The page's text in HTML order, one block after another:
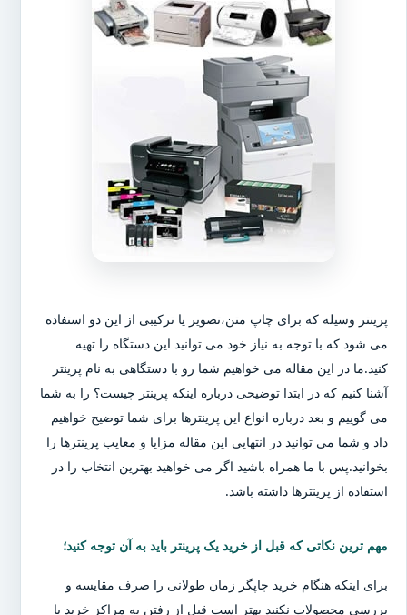
پرینتر وسیله که برای چاپ متن،تصویر یا ترکیبی از این دو استفاده
می شود که با توجه به نیاز خود می توانید این دستگاه را تهیه
کنید.ما در این مقاله می خواهیم شما رو با دستگاهی به نام پرینتر
آشنا کنیم که در ابتدا توضیحی درباره اینکه پرینتر چیست؟ را به شما
می گوییم و بعد درباره انواع این پرینترها برای شما توضیح خواهیم
داد و شما می توانید در انتهایی این مقاله مزایا و معایب پرینترها را
بخوانید.پس با ما همراه باشید اگر می خواهید بهترین انتخاب را در
استفاده از پرینترها داشته باشد.
مهم ترین نکاتی که قبل از خرید یک پرینتر باید به آن توجه کنید؛
برای اینکه هنگام خرید چاپگر زمان طولانی را صرف مقایسه و
بررسی محصولات نکنید بهتر است قبل از رفتن به مراکز خرید یا